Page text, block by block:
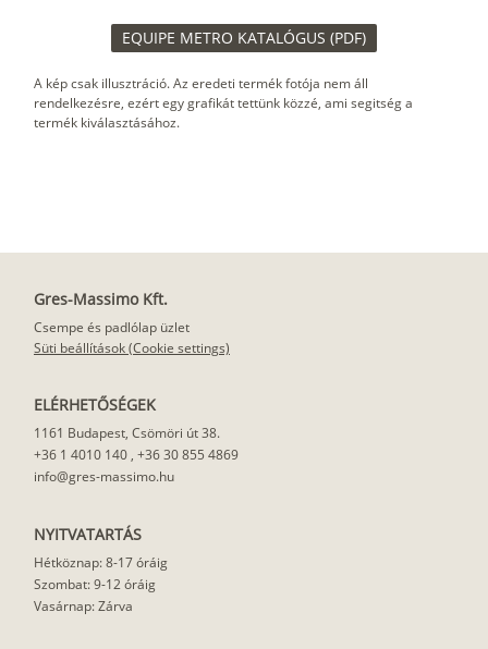
EQUIPE METRO KATALÓGUS (PDF)
A kép csak illusztráció. Az eredeti termék fotója nem áll
rendelkezésre, ezért egy grafikát tettünk közzé, ami segitség a
termék kiválasztásához.
Gres-Massimo Kft.
Csempe és padlólap üzlet
Süti beállítások (Cookie settings)
ELÉRHETŐSÉGEK
1161 Budapest, Csömöri út 38.
+36 1 4010 140 , +36 30 855 4869
info@gres-massimo.hu
NYITVATARTÁS
Hétköznap: 8-17 óráig
Szombat: 9-12 óráig
Vasárnap: Zárva